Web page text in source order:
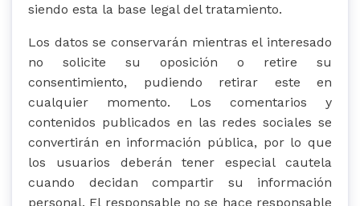
siendo esta la base legal del tratamiento.
Los datos se conservarán mientras el interesado
no solicite su oposición o retire su
consentimiento, pudiendo retirar este en
cualquier momento. Los comentarios y
contenidos publicados en las redes sociales se
convertirán en información pública, por lo que
los usuarios deberán tener especial cautela
cuando decidan compartir su información
personal. El responsable no se hace responsable